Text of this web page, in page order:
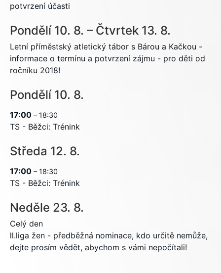
potvrzení účasti
Pondělí 10. 8. – Čtvrtek 13. 8.
Letní příměstský atletický tábor s Bárou a Kačkou -
informace o termínu a potvrzení zájmu - pro děti od
ročníku 2018!
Pondělí 10. 8.
17:00 – 18:30
TS - Běžci: Trénink
Středa 12. 8.
17:00 – 18:30
TS - Běžci: Trénink
Neděle 23. 8.
Celý den
ll.liga žen - předběžná nominace, kdo určitě nemůže,
dejte prosím vědět, abychom s vámi nepočítali!